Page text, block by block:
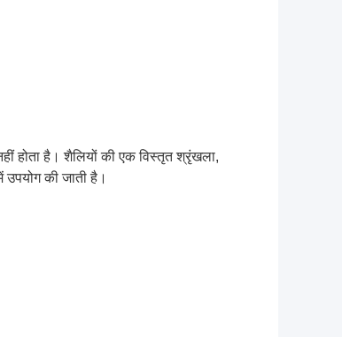
होता है। शैलियों की एक विस्तृत श्रृंखला,
की जाती है।